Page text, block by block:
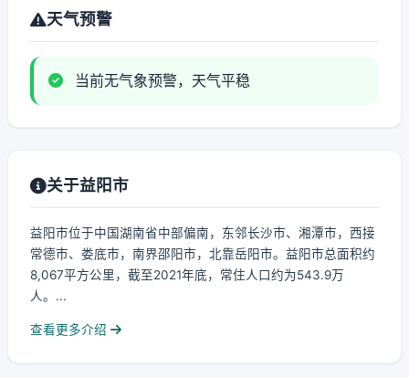
天气预警
当前无气象预警，天气平稳
关于益阳市
益阳市位于中国湖南省中部偏南，东邻长沙市、湘潭市，西接
常德市、娄底市，南界邵阳市，北靠岳阳市。益阳市总面积约
8,067平方公里，截至2021年底，常住人口约为543.9万
人。...
查看更多介绍